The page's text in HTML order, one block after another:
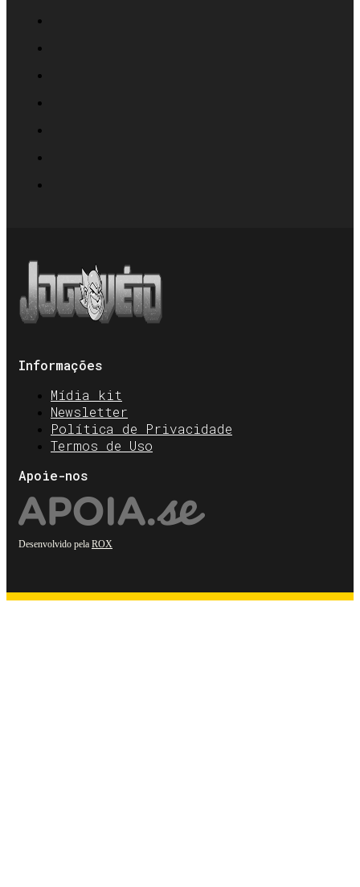
Informações
Mídia kit
Newsletter
Política de Privacidade
Termos de Uso
Apoie-nos
Desenvolvido pela ROX